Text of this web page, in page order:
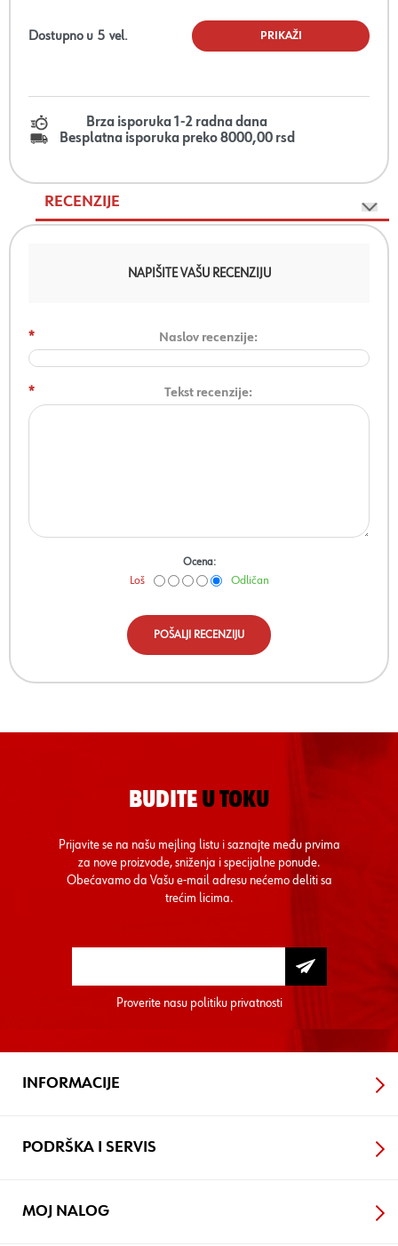
Dostupno u 5 vel. PRIKAŽI
Brza isporuka 1-2 radna dana
Besplatna isporuka preko 8000,00 rsd
RECENZIJE
NAPIŠITE VAŠU RECENZIJU
Naslov recenzije:
*
Tekst recenzije:
*
Ocena:
Loš Odličan
POŠALJI RECENZIJU
BUDITE U TOKU
Prijavite se na našu mejling listu i saznajte među prvima
za nove proizvode, sniženja i specijalne ponude.
Obećavamo da Vašu e-mail adresu nećemo deliti sa
trećim licima.
Proverite nasu politiku privatnosti
INFORMACIJE
PODRŠKA I SERVIS
MOJ NALOG